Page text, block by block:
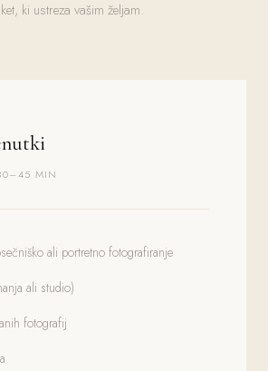
ki ustreza vašim željam.
MIN
ali portretno fotografiranje
ali studio)
fotografij